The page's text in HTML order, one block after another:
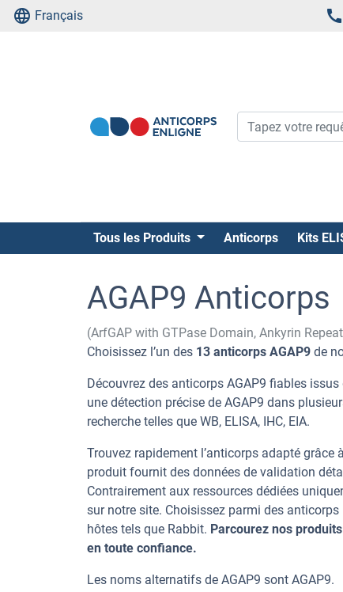
Français
Tous les Produits Anticorps Kits
AGAP9 Anticorps
(ArfGAP with GTPase Domain, Ankyrin
Choisissez l’un des 13 anticorps AGAP9 de
Découvrez des anticorps AGAP9 fiables
une détection précise de AGAP9 dans
recherche telles que WB, ELISA, IHC, EIA.
Trouvez rapidement l’anticorps adapté
produit fournit des données de validation
Contrairement aux ressources dédiées
sur notre site. Choisissez parmi des
hôtes tels que Rabbit. Parcourez nos
en toute confiance.
Les noms alternatifs de AGAP9 sont AGAP9.